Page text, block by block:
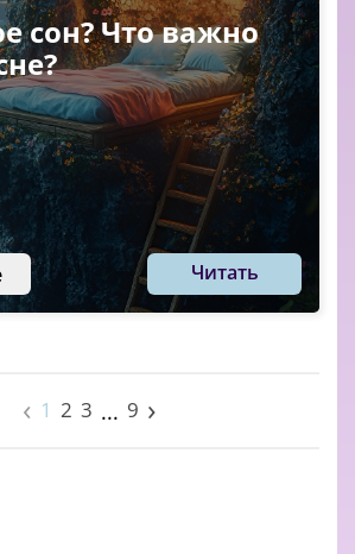
сон? Что важно
Читать
‹ 1 2 3 ... 9 ›